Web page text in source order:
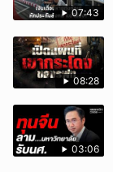
07:43
08:28
03:06